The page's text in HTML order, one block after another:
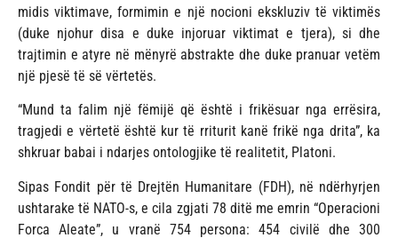
midis viktimave, formimin e një nocioni ekskluziv të viktimës
(duke njohur disa e duke injoruar viktimat e tjera), si dhe
trajtimin e atyre në mënyrë abstrakte dhe duke pranuar vetëm
një pjesë të së vërtetës.
“Mund ta falim një fëmijë që është i frikësuar nga errësira,
tragjedi e vërtetë është kur të rriturit kanë frikë nga drita”, ka
shkruar babai i ndarjes ontologjike të realitetit, Platoni.
Sipas Fondit për të Drejtën Humanitare (FDH), në ndërhyrjen
ushtarake të NATO-s, e cila zgjati 78 ditë me emrin “Operacioni
Forca Aleate”, u vranë 754 persona: 454 civilë dhe 300